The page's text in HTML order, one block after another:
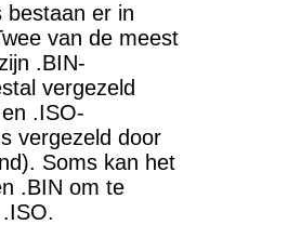
bestaan er in
van de meest
.BIN-
vergezeld
.ISO-
vergezeld door
Soms kan het
.BIN om te